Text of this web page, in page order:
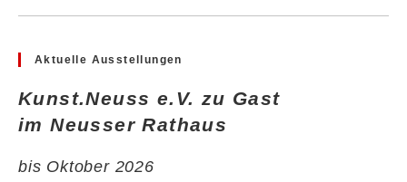
Aktuelle Ausstellungen
Kunst.Neuss e.V. zu Gast
im Neusser Rathaus
bis Oktober 2026